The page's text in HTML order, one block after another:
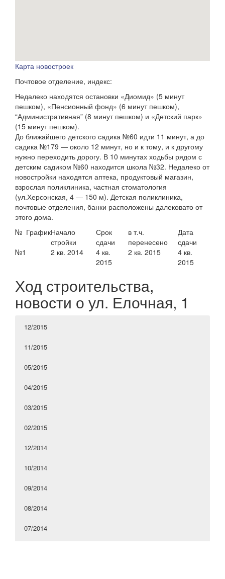
Карта новостроек
Почтовое отделение, индекс:
Недалеко находятся остановки «Диомид» (5 минут
пешком), «Пенсионный фонд» (6 минут пешком),
“Административная” (8 минут пешком) и «Детский парк»
(15 минут пешком).
До ближайшего детского садика №60 идти 11 минут, а до
садика №179 — около 12 минут, но и к тому, и к другому
нужно переходить дорогу. В 10 минутах ходьбы рядом с
детским садиком №60 находится школа №32. Недалеко от
новостройки находятся аптека, продуктовый магазин,
взрослая поликлиника, частная стоматология
(ул.Херсонская, 4 — 150 м). Детская поликлиника,
почтовые отделения, банки расположены далековато от
этого дома.
№ ГрафикНачало
стройки
Срок
сдачи
в т.ч.
перенесено
Дата
сдачи
№1
2 кв. 2014
4 кв.
2015
2 кв. 2015
4 кв.
2015
Ход строительства,
новости о ул. Елочная, 1
12/2015
11/2015
05/2015
04/2015
03/2015
02/2015
12/2014
10/2014
09/2014
08/2014
07/2014